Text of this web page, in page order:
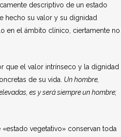
descriptivo de un estado
hecho su valor y su dignidad
en el ámbito clínico, ciertamente no
que el valor intrínseco y la dignidad
de su vida. Un hombre,
es y será siempre un hombre;
vegetativo» conservan toda